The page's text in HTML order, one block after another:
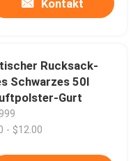
Kontakt
Rucksack-
Schwarzes 50l
Gurt
- $12.00